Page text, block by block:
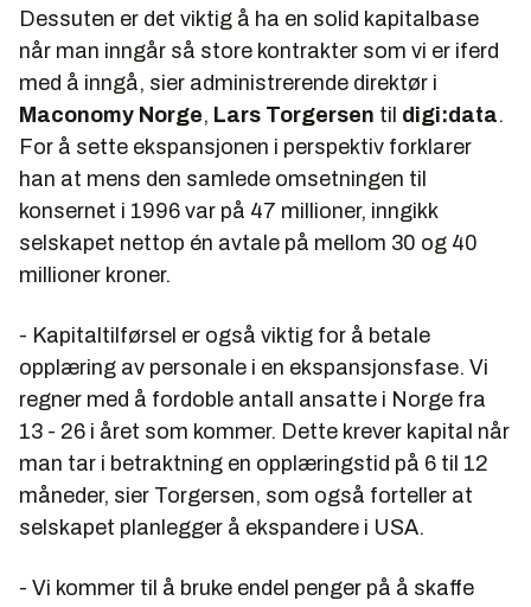
Dessuten er det viktig å ha en solid kapitalbase
når man inngår så store kontrakter som vi er iferd
med å inngå, sier administrerende direktør i
Maconomy Norge, Lars Torgersen til digi:data.
For å sette ekspansjonen i perspektiv forklarer
han at mens den samlede omsetningen til
konsernet i 1996 var på 47 millioner, inngikk
selskapet nettop én avtale på mellom 30 og 40
millioner kroner.
- Kapitaltilførsel er også viktig for å betale
opplæring av personale i en ekspansjonsfase. Vi
regner med å fordoble antall ansatte i Norge fra
13 - 26 i året som kommer. Dette krever kapital når
man tar i betraktning en opplæringstid på 6 til 12
måneder, sier Torgersen, som også forteller at
selskapet planlegger å ekspandere i USA.
- Vi kommer til å bruke endel penger på å skaffe